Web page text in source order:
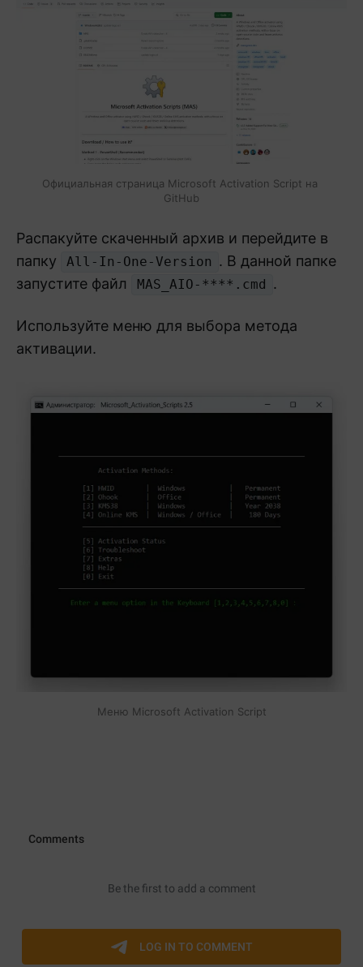
Официальная страница Microsoft Activation Script на
GitHub
Распакуйте скаченный архив и перейдите в
папку
All-In-One-Version . В данной папке
запустите файл
MAS_AIO-****.cmd .
Используйте меню для выбора метода
активации.
Меню Microsoft Activation Script